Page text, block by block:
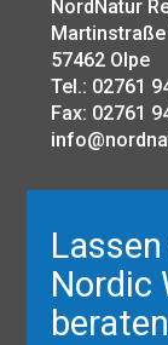
NordNatur
Martinstraße
57462 Olpe
Tel.: 02761
Fax: 02761
Nordic